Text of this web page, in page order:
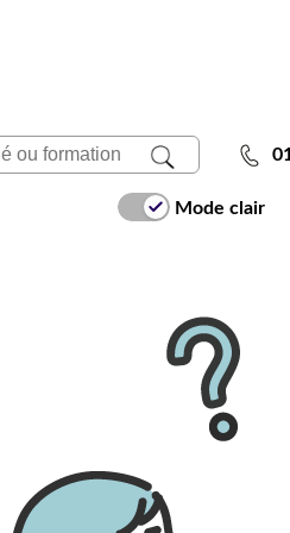
Mode clair